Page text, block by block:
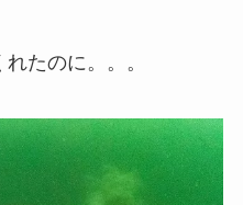
たのに。。。